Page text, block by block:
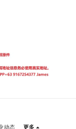
动态 更多